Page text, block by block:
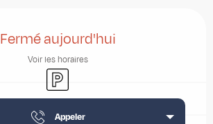
Fermé aujourd'hui
Voir les horaires
Parking
Appeler